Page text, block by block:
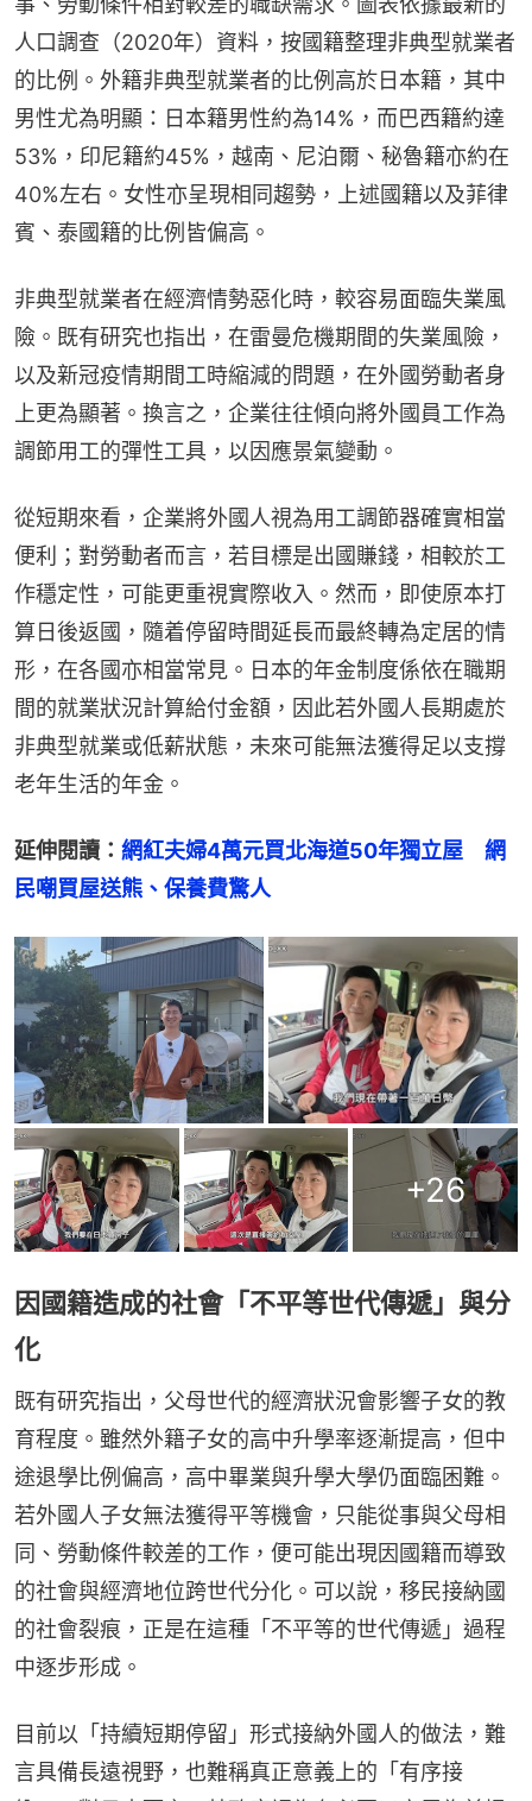
人口調查（2020年）資料，按國籍整理非典型就業者
的比例。外籍非典型就業者的比例高於日本籍，其中
男性尤為明顯：日本籍男性約為14%，而巴西籍約達
53%，印尼籍約45%，越南、尼泊爾、秘魯籍亦約在
40%左右。女性亦呈現相同趨勢，上述國籍以及菲律
賓、泰國籍的比例皆偏高。
非典型就業者在經濟情勢惡化時，較容易面臨失業風
險。既有研究也指出，在雷曼危機期間的失業風險，
以及新冠疫情期間工時縮減的問題，在外國勞動者身
上更為顯著。換言之，企業往往傾向將外國員工作為
調節用工的彈性工具，以因應景氣變動。
從短期來看，企業將外國人視為用工調節器確實相當
便利；對勞動者而言，若目標是出國賺錢，相較於工
作穩定性，可能更重視實際收入。然而，即使原本打
算日後返國，隨着停留時間延長而最終轉為定居的情
形，在各國亦相當常見。日本的年金制度係依在職期
間的就業狀況計算給付金額，因此若外國人長期處於
非典型就業或低薪狀態，未來可能無法獲得足以支撐
老年生活的年金。
延伸閱讀： 網紅夫婦4萬元買北海道50年獨立屋　網
民嘲買屋送熊、保養費驚人
+26
因國籍造成的社會「不平等世代傳遞」與分
化
既有研究指出，父母世代的經濟狀況會影響子女的教
育程度。雖然外籍子女的高中升學率逐漸提高，但中
途退學比例偏高，高中畢業與升學大學仍面臨困難。
若外國人子女無法獲得平等機會，只能從事與父母相
同、勞動條件較差的工作，便可能出現因國籍而導致
的社會與經濟地位跨世代分化。可以說，移民接納國
的社會裂痕，正是在這種「不平等的世代傳遞」過程
中逐步形成。
目前以「持續短期停留」形式接納外國人的做法，難
言具備長遠視野，也難稱真正意義上的「有序接